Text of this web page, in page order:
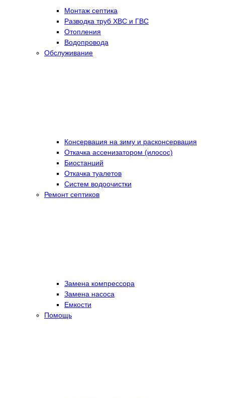
Монтаж септика
Разводка труб ХВС и ГВС
Отопления
Водопровода
Обслуживание
Консервация на зиму и расконсервация
Откачка ассенизатором (илосос)
Биостанций
Откачка туалетов
Систем водоочистки
Ремонт септиков
Замена компрессора
Замена насоса
Емкости
Помощь